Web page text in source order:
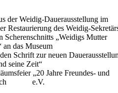
der Weidig-Dauerausstellung im
Restaurierung des Weidig-
„Weidigs Mutter
das Museum
Schrift zur neuen
seine Zeit“
„20 Jahre Freundes- und
e.V.